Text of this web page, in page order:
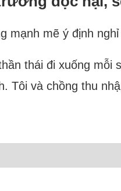
mạnh mẽ ý định
thái đi xuống
Tôi và chồng thu